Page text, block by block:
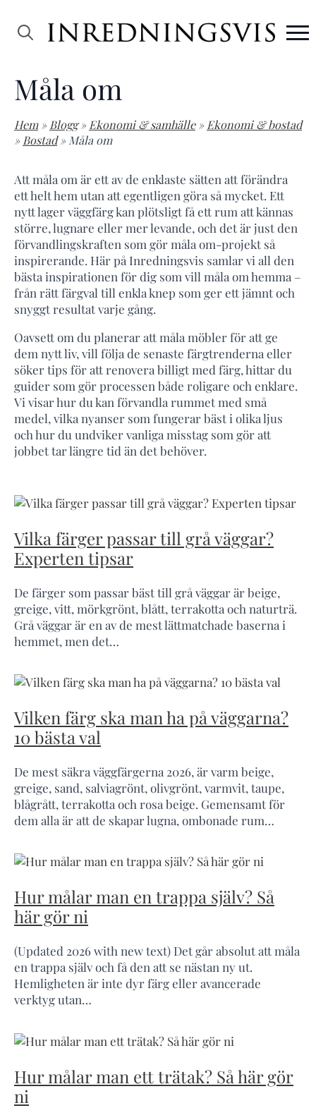
Måla om
Hem » Blogg » Ekonomi & samhälle » Ekonomi & bostad
» Bostad » Måla om
Att måla om är ett av de enklaste sätten att förändra
ett helt hem utan att egentligen göra så mycket. Ett
nytt lager väggfärg kan plötsligt få ett rum att kännas
större, lugnare eller mer levande, och det är just den
förvandlingskraften som gör måla om-projekt så
inspirerande. Här på Inredningsvis samlar vi all den
bästa inspirationen för dig som vill måla om hemma –
från rätt färgval till enkla knep som ger ett jämnt och
snyggt resultat varje gång.
Oavsett om du planerar att måla möbler för att ge
dem nytt liv, vill följa de senaste färgtrenderna eller
söker tips för att renovera billigt med färg, hittar du
guider som gör processen både roligare och enklare.
Vi visar hur du kan förvandla rummet med små
medel, vilka nyanser som fungerar bäst i olika ljus
och hur du undviker vanliga misstag som gör att
jobbet tar längre tid än det behöver.
Vilka färger passar till grå väggar?
Experten tipsar
De färger som passar bäst till grå väggar är beige,
greige, vitt, mörkgrönt, blått, terrakotta och naturträ.
Grå väggar är en av de mest lättmatchade baserna i
hemmet, men det…
Vilken färg ska man ha på väggarna?
10 bästa val
De mest säkra väggfärgerna 2026, är varm beige,
greige, sand, salviagrönt, olivgrönt, varmvit, taupe,
blågrått, terrakotta och rosa beige. Gemensamt för
dem alla är att de skapar lugna, ombonade rum…
Hur målar man en trappa själv? Så
här gör ni
(Updated 2026 with new text) Det går absolut att måla
en trappa själv och få den att se nästan ny ut.
Hemligheten är inte dyr färg eller avancerade
verktyg utan…
Hur målar man ett trätak? Så här gör
ni